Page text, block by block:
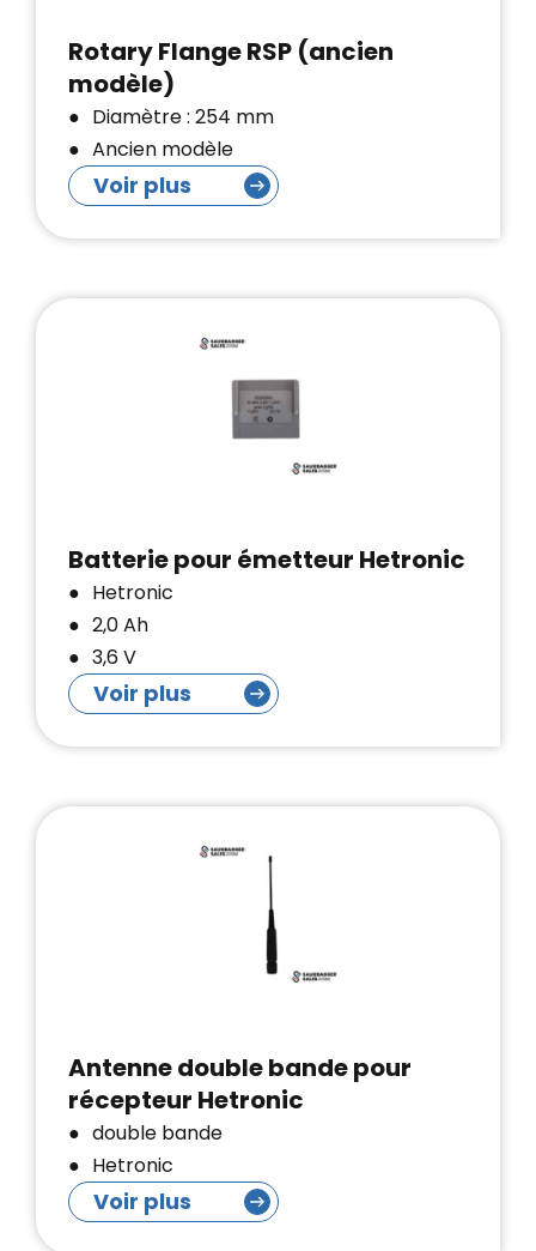
Rotary Flange RSP (ancien
modèle)
Diamètre : 254 mm
Ancien modèle
Voir plus
Batterie pour émetteur Hetronic
Hetronic
2,0 Ah
3,6 V
Voir plus
Antenne double bande pour
récepteur Hetronic
double bande
Hetronic
Voir plus